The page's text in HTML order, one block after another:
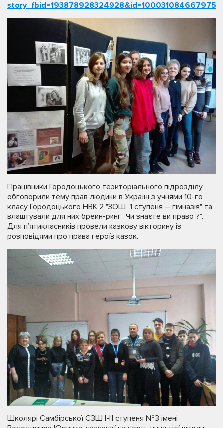
story_fbid=193878928324928&id=100031084667975
Працівники Городоцького територіального підрозділу
обговорили тему прав людини в Україні з учнями 10-го
класу Городоцького НВК 2 "ЗОШ 1 ступеня – гімназія" та
влаштували для них брейн-ринг "Чи знаєте ви право ?".
Для п’ятикласників провели казкову вікторину із
розповідями про права героїв казок.
Школярі Самбірської СЗШ І-ІІІ ступеня №3 імені